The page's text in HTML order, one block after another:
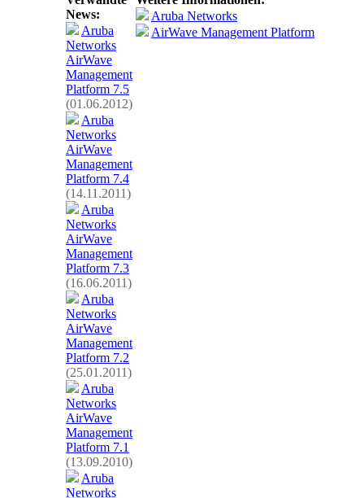
News:
Aruba
Networks
AirWave
Management
Platform 7.5
(01.06.2012)
Aruba
Networks
AirWave
Management
Platform 7.4
(14.11.2011)
Aruba
Networks
AirWave
Management
Platform 7.3
(16.06.2011)
Aruba
Networks
AirWave
Management
Platform 7.2
(25.01.2011)
Aruba
Networks
AirWave
Management
Platform 7.1
(13.09.2010)
Aruba
Networks
Aruba Networks
AirWave Management Platform